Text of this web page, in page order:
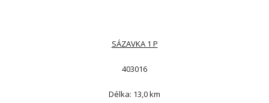
SÁZAVKA 1 P
403016
Délka: 13,0 km